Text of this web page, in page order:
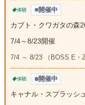
体験 開催中
カブト・クワガタの森
7/4～8/23開催
7/4 ～ 8/23 （BOSS E・
体験 開催中
キャナル・スプラッシ